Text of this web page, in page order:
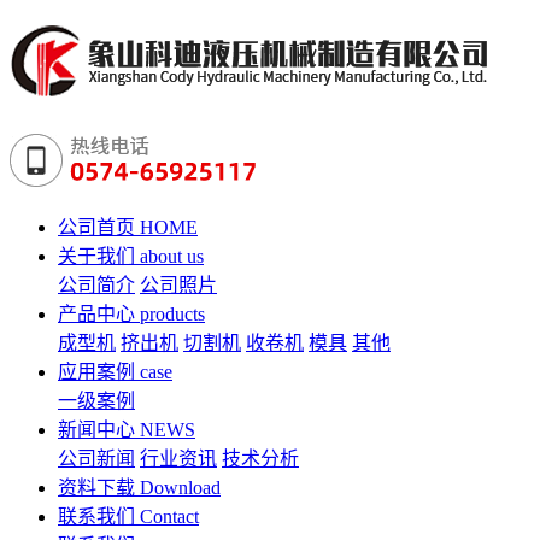
公司首页 HOME
关于我们
about us
公司简介 公司照片
产品中心 products
成型机 挤出机 切割机 收卷机 模具 其他
应用案例 case
一级案例
新闻中心 NEWS
公司新闻 行业资讯 技术分析
资料下载 Download
联系我们
Contact